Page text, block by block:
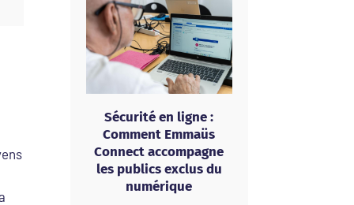
Sécurité en ligne :
Comment Emmaüs
Connect accompagne
les publics exclus du
numérique